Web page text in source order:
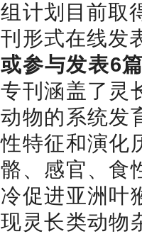
组计划目前取
刊形式在线发
或参与发表6
专刊涵盖了灵
动物的系统发
性特征和演化
骼、感官、食
冷促进亚洲叶
现灵长类动物